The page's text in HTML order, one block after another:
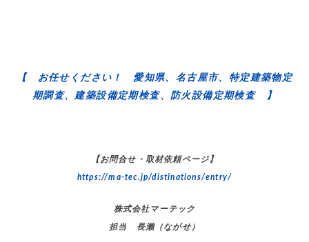
【 お任せください！ 愛知県、名古屋市、特定建築物定
期調査、建築設備定期検査、防火設備定期検査 】
【お問合せ・取材依頼ページ】
https://ma-tec.jp/distinations/entry/
株式会社マーテック
担当 長瀨（ながせ）